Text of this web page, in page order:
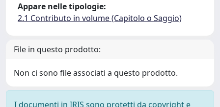
Appare nelle tipologie:
2.1 Contributo in volume (Capitolo o Saggio)
File in questo prodotto:
Non ci sono file associati a questo prodotto.
I documenti in IRIS sono protetti da copyright e